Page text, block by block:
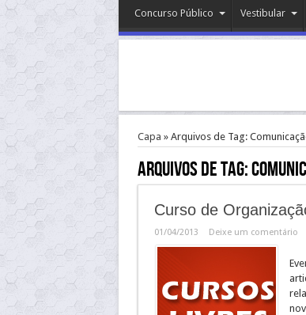
Concurso Público Vestibular
Capa » Arquivos de Tag:
Arquivos de Tag:
Curso de
01/04/2013 Deixe um comentário